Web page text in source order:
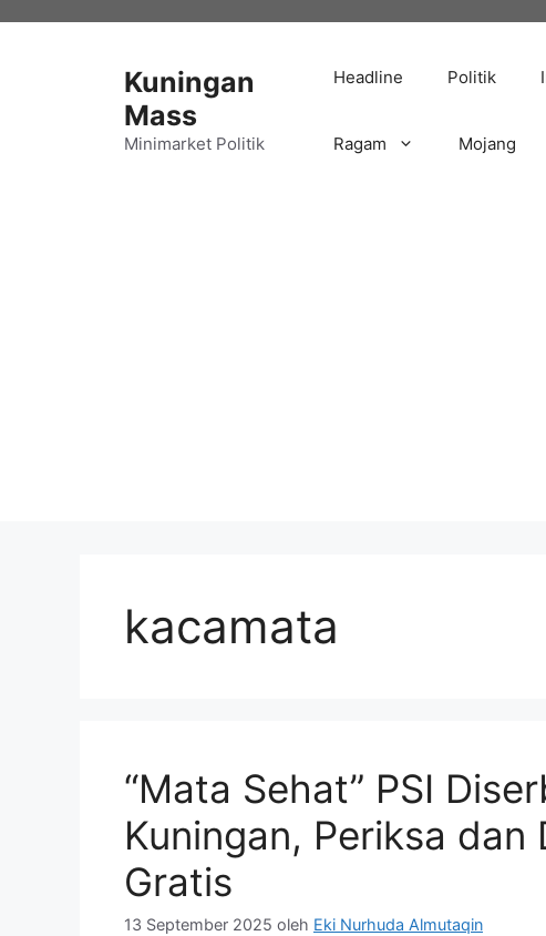
Kuningan
Mass
Minimarket Politik
Headline Politik
Ragam Mojang
kacamata
“Mata Sehat” PSI
Kuningan, Periksa dan
Gratis
13 September 2025 oleh Eki Nurhuda Almutaqin